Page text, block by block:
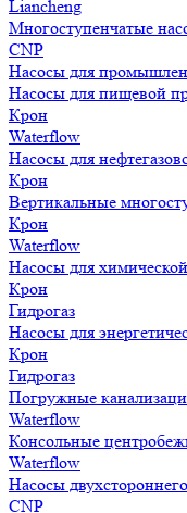
Liancheng
Многоступенчатые
CNP
Насосы для
Насосы для пищевой
Крон
Waterflow
Насосы для
Крон
Вертикальные
Крон
Waterflow
Насосы для
Крон
Гидрогаз
Насосы для
Крон
Гидрогаз
Погружные
Waterflow
Консольные
Waterflow
Насосы
CNP